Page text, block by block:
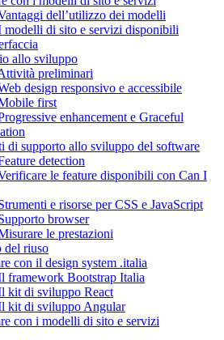
dell’utilizzo dei modelli
modelli di sito e servizi disponibili
allo sviluppo
preliminari
design responsivo e accessibile
first
enhancement e Graceful
di supporto allo sviluppo del software
detection
le feature disponibili con Can I
e risorse per CSS e JavaScript
browser
le prestazioni
del riuso
con il design system .italia
framework Bootstrap Italia
kit di sviluppo React
kit di sviluppo Angular
con i modelli di sito e servizi